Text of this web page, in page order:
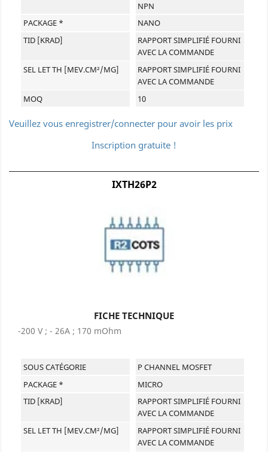
NPN
PACKAGE *
NANO
TID [KRAD]
RAPPORT SIMPLIFIÉ FOURNI
AVEC LA COMMANDE
SEL LET TH [MEV.CM²/MG]
RAPPORT SIMPLIFIÉ FOURNI
AVEC LA COMMANDE
MOQ
10
Veuillez vous enregistrer/connecter pour avoir les prix
Inscription gratuite !
IXTH26P2
FICHE TECHNIQUE
-200 V ; - 26A ; 170 mOhm
SOUS CATÉGORIE
P CHANNEL MOSFET
PACKAGE *
MICRO
TID [KRAD]
RAPPORT SIMPLIFIÉ FOURNI
AVEC LA COMMANDE
SEL LET TH [MEV.CM²/MG]
RAPPORT SIMPLIFIÉ FOURNI
AVEC LA COMMANDE